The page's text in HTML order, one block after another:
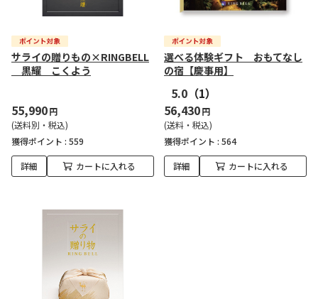
サライの贈りもの×RINGBELL
黒耀 こくよう
55,990円
(送料別・税込)
獲得ポイント : 559
詳細 カートに入れる
選べる体験ギフト おもてなし
の宿【慶事用】
5.0 （1）
56,430円
(送料・税込)
獲得ポイント : 564
詳細 カートに入れる